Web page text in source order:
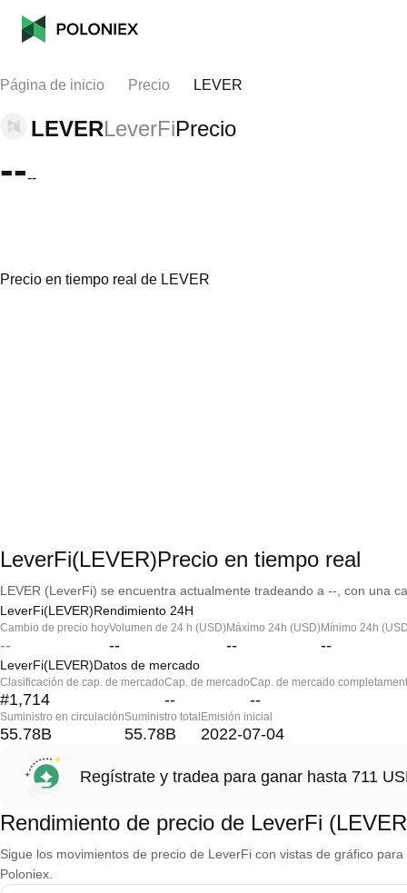
Página de inicio Precio LEVER
LEVERLeverFiPrecio
----
Precio en tiempo real de LEVER
LeverFi(LEVER)Precio en tiempo real
LEVER (LeverFi) se encuentra actualmente tradeando a --, con una
LeverFi(LEVER)Rendimiento 24H
Cambio de precio hoy
--
Volumen de 24 h (USD)
--
Máximo 24h (USD)
--
Mínimo 24h
--
LeverFi(LEVER)Datos de mercado
Clasificación de cap. de mercado
#1,714
Cap. de mercado
--
Cap. de mercado
--
Suministro en circulación
55.78B
Suministro total
55.78B
Emisión inicial
2022-07-04
Regístrate y tradea para ganar hasta 711
Rendimiento de precio de LeverFi
Sigue los movimientos de precio de LeverFi con vistas de gráfico
Poloniex.